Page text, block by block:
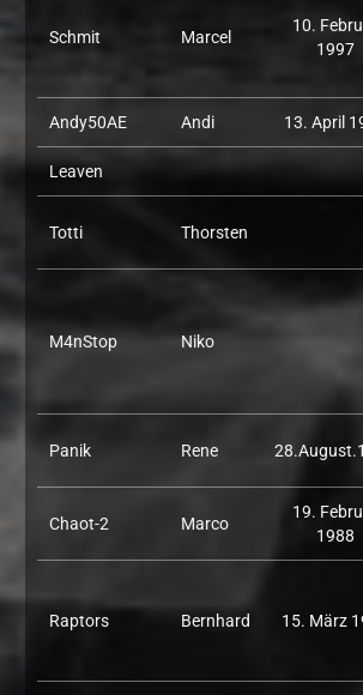
Schmit Marcel
10.
1997
Andy50AE Andi 13. April
Leaven
Totti Thorsten
M4nStop Niko
Panik Rene
Chaot-2 Marco
19.
1988
Raptors Bernhard 15. März